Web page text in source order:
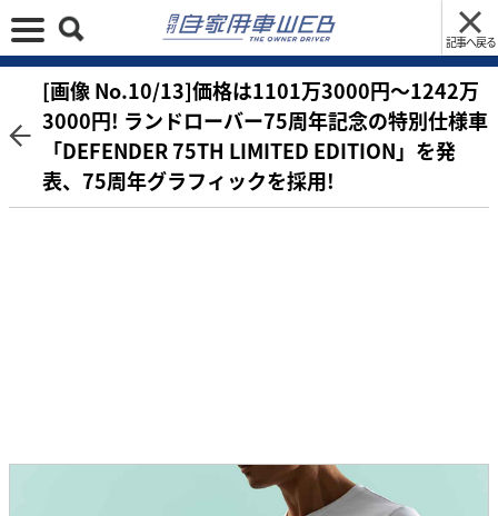
記事へ戻る
[画像 No.10/13]価格は1101万3000円〜1242万
3000円! ランドローバー75周年記念の特別仕様車
「DEFENDER 75TH LIMITED EDITION」を発
表、75周年グラフィックを採用!